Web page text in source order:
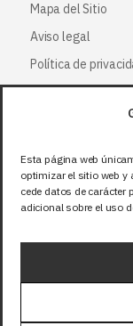
Esta página web
optimizar el sitio web y
cede datos de carácter
adicional sobre el uso
Mapa del Sitio
Aviso legal
Política de
Política de cookies
Síguenos
Facebook
X (Twitter)
Instagram